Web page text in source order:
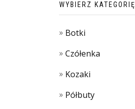
WYBIERZ KATEGORIĘ
Botki
Czółenka
Kozaki
Półbuty